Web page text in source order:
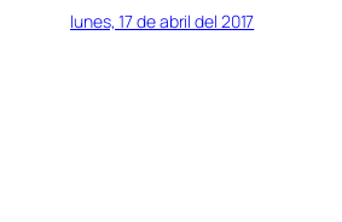
lunes, 17 de abril del 2017